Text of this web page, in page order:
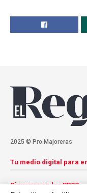
2025 © Pro.Majoreras
Tu medio digital para
Síguenos en las RRSS